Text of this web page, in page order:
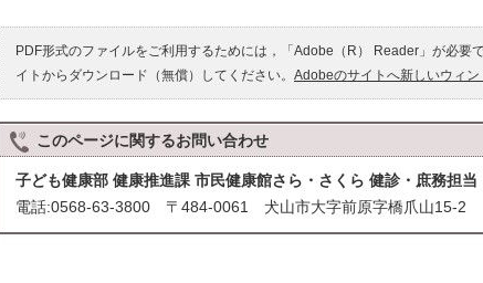
PDF形式のファイルをご利用するためには，「Adobe（R） Reader」が必要
イトからダウンロード（無償）してください。 Adobeのサイトへ新しいウィン
このページに関するお問い合わせ
子ども健康部 健康推進課 市民健康館さら・さくら 健診・庶務担当
電話:0568-63-3800 〒484-0061 犬山市大字前原字橋爪山15-2